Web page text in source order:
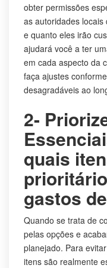
obter permissões
as autoridades
e quanto eles irão
ajudará você a ter
em cada aspecto da
faça ajustes
desagradáveis ao
2-
quais
gastos
Quando se trata de
pelas opções e
planejado. Para
itens são realmente